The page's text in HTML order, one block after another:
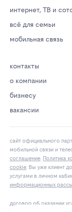
интернет, ТВ и
всё для семьи
мобильная связь
контакты
о компании
бизнесу
вакансии
сайт официального
мобильной связи и
соглашение. Политика
cookie. Вы уже клиент
услугами в личнoм
информационных
договор об оказании